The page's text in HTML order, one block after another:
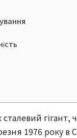
гігант,
1976 року